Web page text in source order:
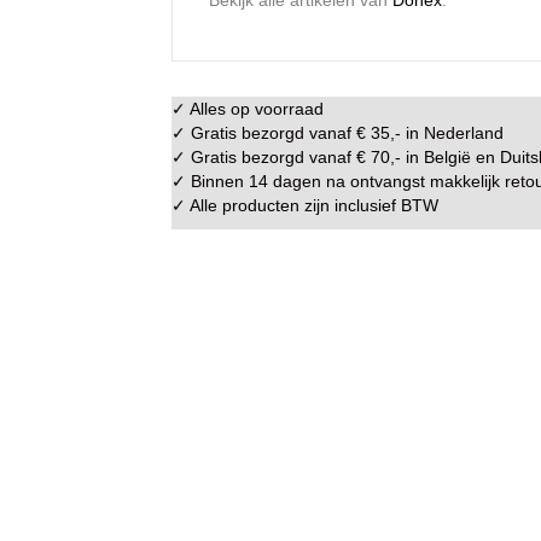
✓ Alles op voorraad
✓ Gratis bezorgd vanaf € 35,- in Nederland
✓ Gratis bezorgd vanaf € 70,- in België en
✓ Binnen 14 dagen na ontvangst makkelijk
✓ Alle producten zijn inclusief BTW